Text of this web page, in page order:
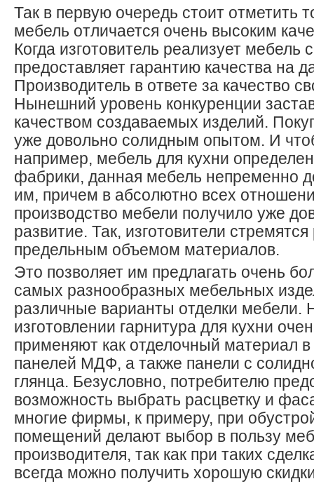
Так в первую очередь стоит отметить
мебель отличается очень высоким
Когда изготовитель реализует мебель
предоставляет гарантию качества на
Производитель в ответе за качество
Нынешний уровень конкуренции
качеством создаваемых изделий.
уже довольно солидным опытом. И
например, мебель для кухни
фабрики, данная мебель непременно
им, причем в абсолютно всех
производство мебели получило уже
развитие. Так, изготовители
предельным объемом материалов.
Это позволяет им предлагать очень
самых разнообразных мебельных
различные варианты отделки мебели.
изготовлении гарнитура для кухни
применяют как отделочный материал в
панелей МДФ, а также панели с
глянца. Безусловно, потребителю
возможность выбрать расцветку и
многие фирмы, к примеру, при
помещений делают выбор в пользу
производителя, так как при таких
всегда можно получить хорошую